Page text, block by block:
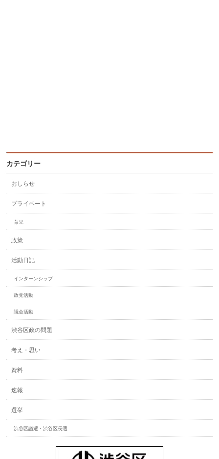
カテゴリー
おしらせ
プライベート
育児
政策
活動日記
インターンシップ
政党活動
議会活動
渋谷区政の問題
考え・思い
資料
速報
選挙
渋谷区議選・渋谷区長選